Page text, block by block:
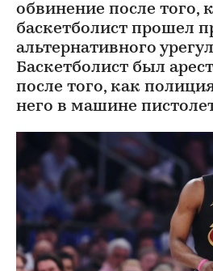
обвинение после того,
баскетболист прошел
альтернативного
Баскетболист был
после того, как
него в машине